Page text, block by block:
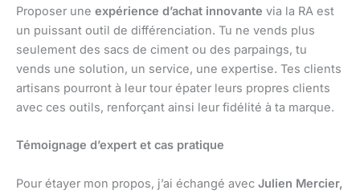
Proposer une expérience d’achat innovante via la RA est
un puissant outil de différenciation. Tu ne vends plus
seulement des sacs de ciment ou des parpaings, tu
vends une solution, un service, une expertise. Tes clients
artisans pourront à leur tour épater leurs propres clients
avec ces outils, renforçant ainsi leur fidélité à ta marque.
Témoignage d’expert et cas pratique
Pour étayer mon propos, j’ai échangé avec Julien Mercier,